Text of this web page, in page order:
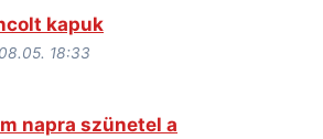
kapuk
18:33
napra szünetel a